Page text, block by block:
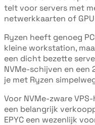
telt voor servers met
netwerkkaarten of
Ryzen heeft genoeg
kleine workstation,
een dicht bezette
NVMe-schijven en een
je met Ryzen
Voor NVMe-zware
een belangrijk
EPYC een wezenlijk